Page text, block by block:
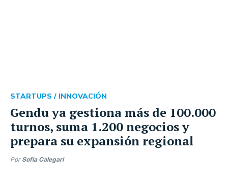
Gendu ya gestiona más de 100.000
turnos, suma 1.200 negocios y
prepara su expansión regional
STARTUPS / INNOVACIÓN
Por Sofia Calegari